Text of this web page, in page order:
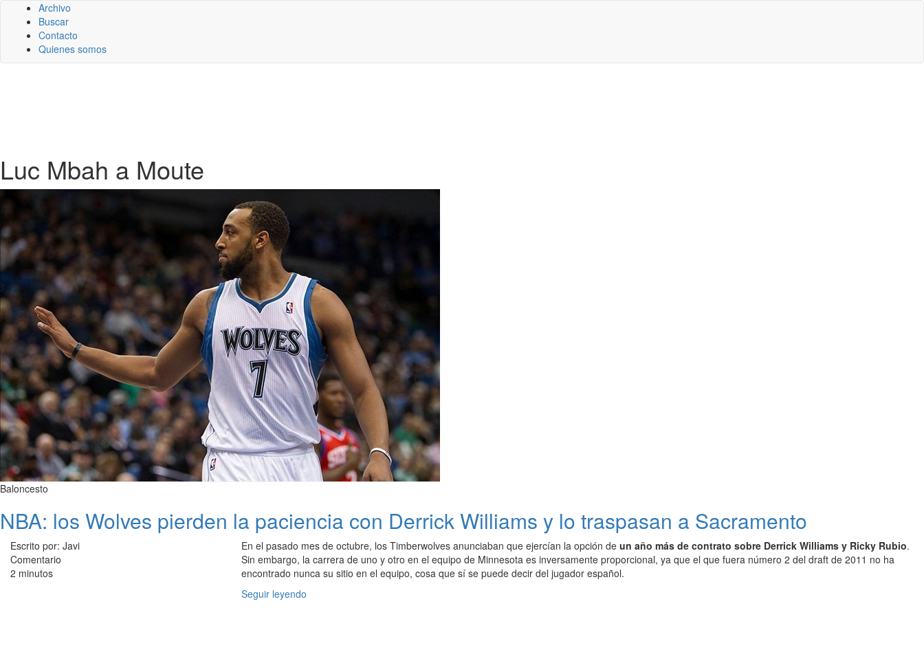
Archivo
Buscar
Contacto
Quienes somos
Luc Mbah a Moute
Baloncesto
NBA: los Wolves pierden la paciencia con Derrick Williams y lo traspasan a Sacramento
Escrito por: Javi
Comentario
2 minutos
En el pasado mes de octubre, los Timberwolves anunciaban que ejercían la opción de un año más de contrato sobre Derrick Williams y Ricky Rubio.
Sin embargo, la carrera de uno y otro en el equipo de Minnesota es inversamente proporcional, ya que el que fuera número 2 del draft de 2011 no ha
encontrado nunca su sitio en el equipo, cosa que sí se puede decir del jugador español.
Seguir leyendo